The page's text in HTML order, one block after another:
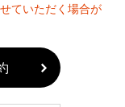
ていただく場合が